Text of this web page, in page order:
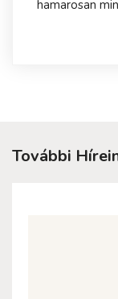
hamarosan
További